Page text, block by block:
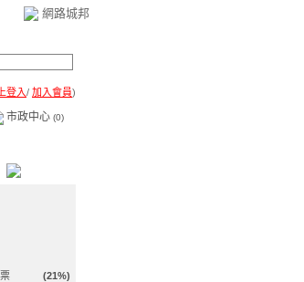
網路城邦
登入/ 加入會員)
市政中心 (0)
票 (21%)